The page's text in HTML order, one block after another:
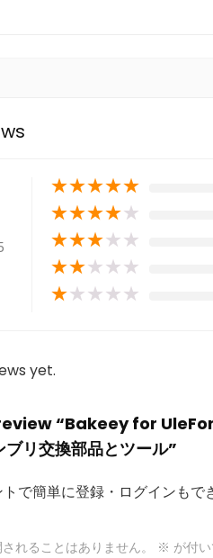
★★★★★
★★★★★
★★★★★
★★★★★
★★★★★
yet.
“Bakeey for
ブリ交換部品とツール”
トで簡単に登録・ログインも
れることはありません。 ※ が付